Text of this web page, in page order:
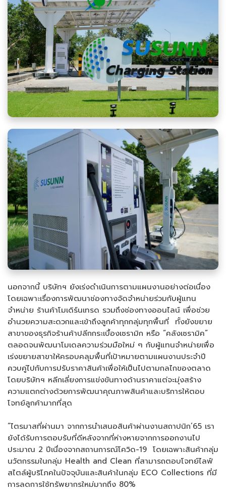
นอกจากนี้ บริษัทฯ ยังเร่งดำเนินการตามแผนงานอย่างต่อเนื่อง
โดยเฉพาะเรื่องการพัฒนาช่องทางจัดจำหน่ายร่วมกับผู้แทน
จำหน่าย ร้านค้าโมเดิร์นเทรด รวมถึงช่องทางออนไลน์ เพื่อช่วย
อำนวยความสะดวกและเข้าถึงลูกค้าทุกกลุ่มทุกพื้นที่ ทั้งยังขยาย
สาขาของธุรกิจร้านค้าปลีกกระเบื้องเซรามิก หรือ “คลังเซรามิค”
ตลอดจนพัฒนาโมเดลความร่วมมือใหม่ ๆ กับผู้แทนจำหน่ายเพื่อ
เร่งขยายสาขาให้ครอบคลุมพื้นที่เป้าหมายตามแผนงานประจำปี
ควบคู่ไปกับการปรับราคาสินค้าเพื่อให้เป็นไปตามกลไกของตลาด
โดยบริษัทฯ หลีกเลี่ยงการแข่งขันทางด้านราคาแต่จะมุ่งสร้าง
ความแตกต่างด้วยการพัฒนาคุณภาพสินค้าและบริการให้ตอบ
โจทย์ลูกค้ามากที่สุด
“ไตรมาสที่ผ่านมา จากการนำเสนอสินค้าผ่านงานสถาปนิก’65 เรา
ยังได้รับการตอบรับที่ดีหลังจากที่ห่างหายจากการออกงานไป
ประมาณ 2 ปีเนื่องจากสถานการณ์โควิด-19 โดยเฉพาะสินค้ากลุ่ม
นวัตกรรมในกลุ่ม Health and Clean ที่สามารถตอบโจทย์ไลฟ์
สไตล์ผู้บริโภคในปัจจุบันและสินค้าในกลุ่ม ECO Collections ที่มี
การลดการใช้ทรัพยากรใหม่มากถึง 80%